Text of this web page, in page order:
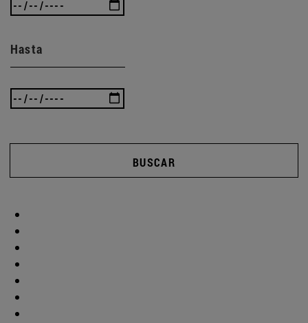
Hasta
BUSCAR